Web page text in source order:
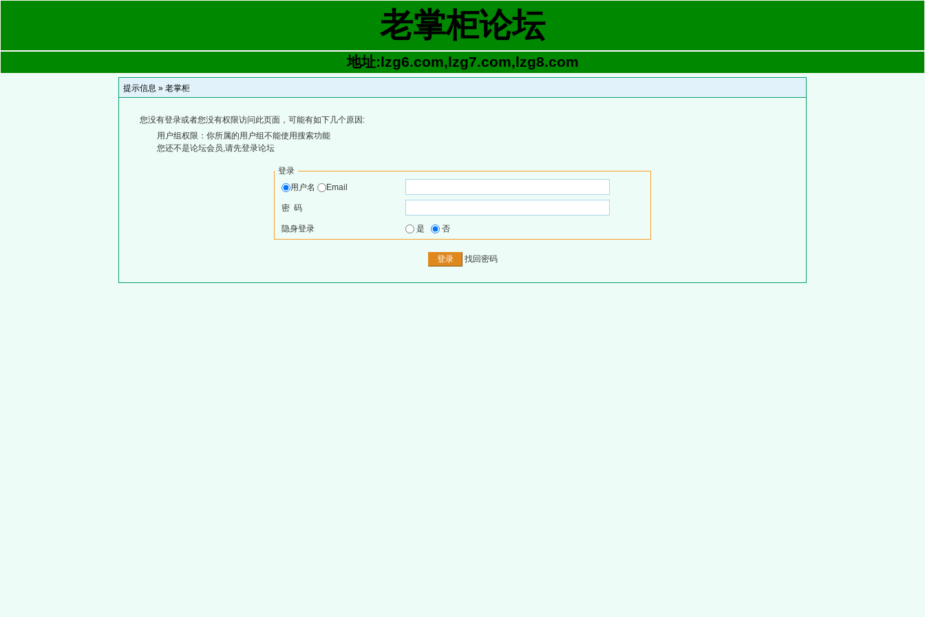
老掌柜论坛
地址:lzg6.com,lzg7.com,lzg8.com
提示信息 » 老掌柜
您没有登录或者您没有权限访问此页面，可能有如下几个原因:
用户组权限：你所属的用户组不能使用搜索功能
您还不是论坛会员,请先登录论坛
登录
用户名
Email
密 码
隐身登录 是 否
找回密码